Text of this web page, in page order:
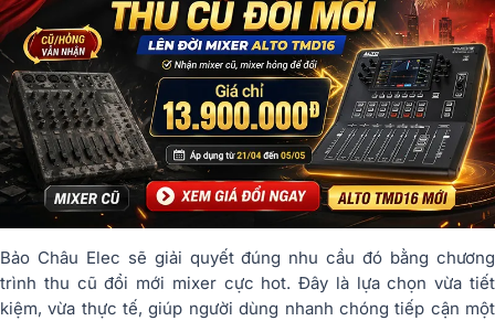
Bảo Châu Elec sẽ giải quyết đúng nhu cầu đó bằng chương
trình thu cũ đổi mới mixer cực hot. Đây là lựa chọn vừa tiết
kiệm, vừa thực tế, giúp người dùng nhanh chóng tiếp cận một